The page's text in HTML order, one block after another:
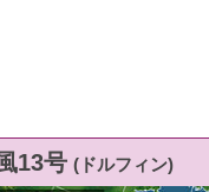
13号 (ドルフィン)